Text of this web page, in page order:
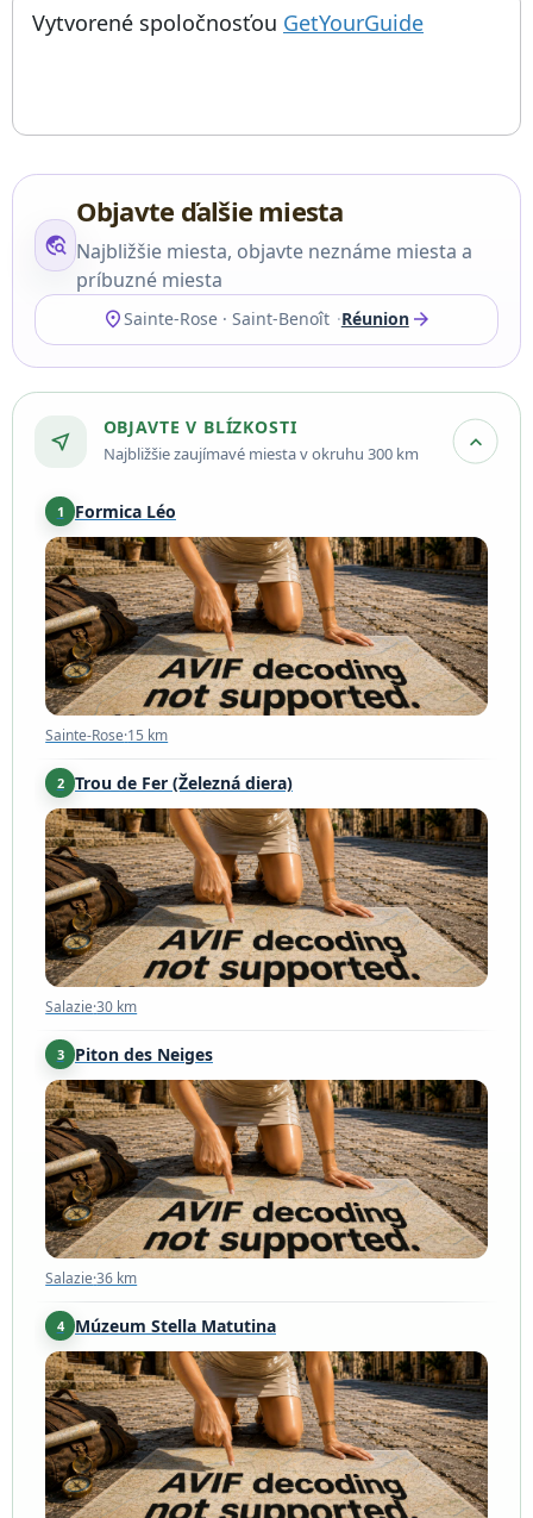
Things to do near Notre Dame des Laves, église Notre-
Vytvorené spoločnosťou GetYourGuide; otvorí sa
travel_explore
Objavte ďalšie miesta
Najbližšie miesta, objavte neznáme miesta a
príbuzné miesta
location_onSainte-Rose · Saint-Benoît Réunion arrow_forward
near_me
OBJAVTE V BLÍZKOSTI
Najbližšie zaujímavé miesta v okruhu 300 km expand_more
1 Formica Léo
Sainte-Rose·15 km
Sainte-Rose·15 km
2 Trou de Fer (Železná diera)
Salazie·30 km
Salazie·30 km
3 Piton des Neiges
Salazie·36 km
Salazie·36 km
4 Múzeum Stella Matutina
Saint-Leu·55 km